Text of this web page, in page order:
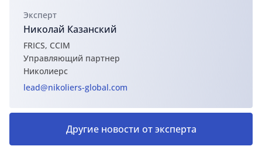
Эксперт
Николай Казанский
FRICS, CCIM
Управляющий партнер
Николиерс
lead@nikoliers-global.com
Другие новости от эксперта